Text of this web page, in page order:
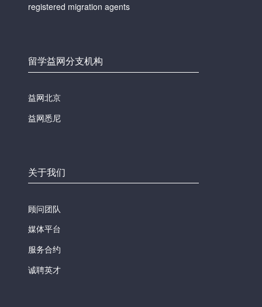
registered migration agents
留学益网分支机构
益网北京
益网悉尼
关于我们
顾问团队
媒体平台
服务合约
诚聘英才